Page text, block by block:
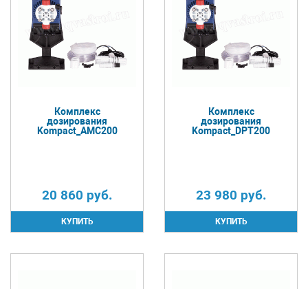
Комплекс
дозирования
Kompact_AMC200
20 860 руб.
Комплекс
дозирования
Kompact_DPT200
23 980 руб.